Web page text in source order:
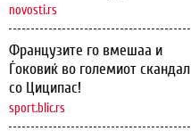
novosti.rs
Французите го вмешаа и
Ѓоковиќ во големиот скандал
со Циципас!
sport.blic.rs